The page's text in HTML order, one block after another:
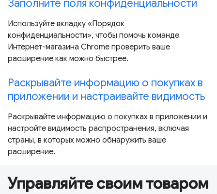
Заполните поля конфиденциальности
Используйте вкладку «Порядок
конфиденциальности», чтобы помочь команде
Интернет-магазина Chrome проверить ваше
расширение как можно быстрее.
Раскрывайте информацию о покупках в
приложении и настраивайте видимость
Раскрывайте информацию о покупках в приложении и
настройте видимость распространения, включая
страны, в которых можно обнаружить ваше
расширение.
Управляйте своим товаром